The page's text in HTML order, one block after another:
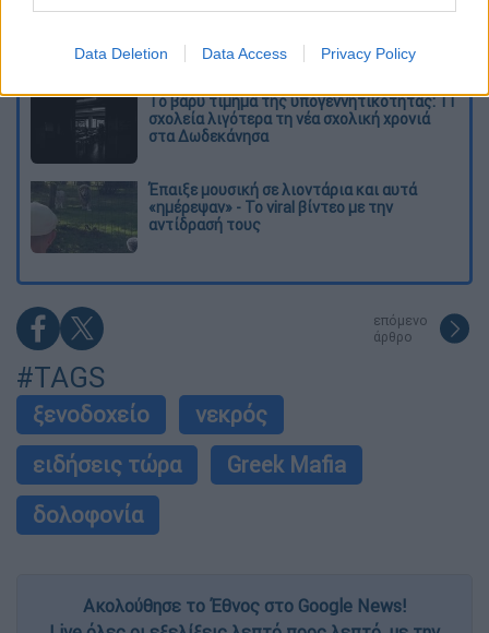
Data Deletion Data Access Privacy Policy
«Κλειδί» η ιατροδικαστική για τον 90χρονο
«Τον αγαπούσε παθολογικά»
Το βαρύ τίμημα της υπογεννητικότητας: 11
σχολεία λιγότερα τη νέα σχολική χρονιά
στα Δωδεκάνησα
Έπαιξε μουσική σε λιοντάρια και αυτά
«ημέρεψαν» - Το viral βίντεο με την
αντίδρασή τους
επόμενο
άρθρο
#TAGS
ξενοδοχείο
νεκρός
ειδήσεις τώρα
Greek Mafia
δολοφονία
Ακολούθησε το Έθνος στο Google News!